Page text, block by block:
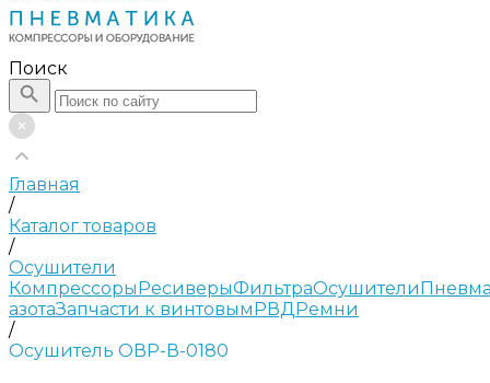
Поиск
Главная
/
Каталог товаров
/
Осушители
КомпрессорыРесиверыФильтраОсушители
азотаЗапчасти к винтовымРВДРемни
/
Осушитель ОВР-В-0180